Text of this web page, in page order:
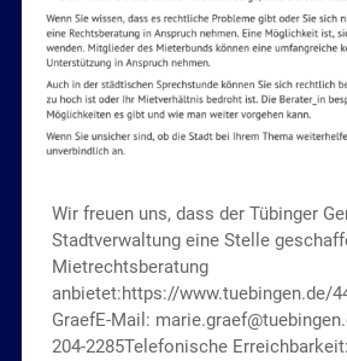
Wir freuen uns, dass der Tübinger
Stadtverwaltung eine Stelle
Mietrechtsberatung
anbietet:https://www.tuebingen.de/
GraefE-Mail:
204-2285Telefonische